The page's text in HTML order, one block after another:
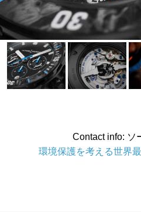
Contact info:
環境保護を考える世界